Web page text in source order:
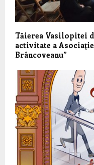
Tăierea Vasilopitei
activitate a
Brâncoveanu”